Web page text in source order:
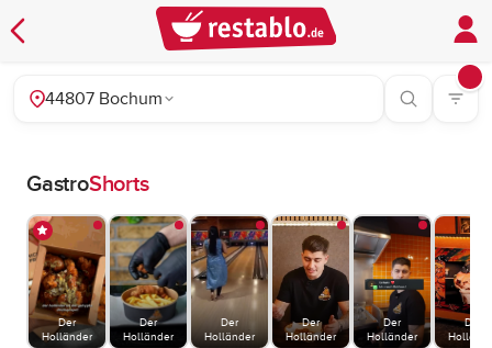
44807 Bochum
GastroShorts
Der
Holländer
Der
Holländer
Der
Holländer
Der
Holländer
Der
Holländer
Der